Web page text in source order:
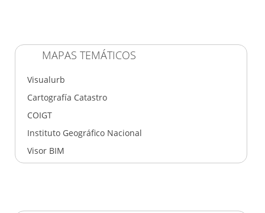
MAPAS TEMÁTICOS
Visualurb
Cartografía Catastro
COIGT
Instituto Geográfico Nacional
Visor BIM